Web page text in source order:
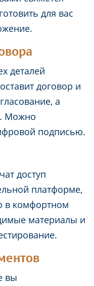
для вас
деталей
договор и
а
Можно
подписью.
доступ
платформе,
в комфортном
материалы и
вы